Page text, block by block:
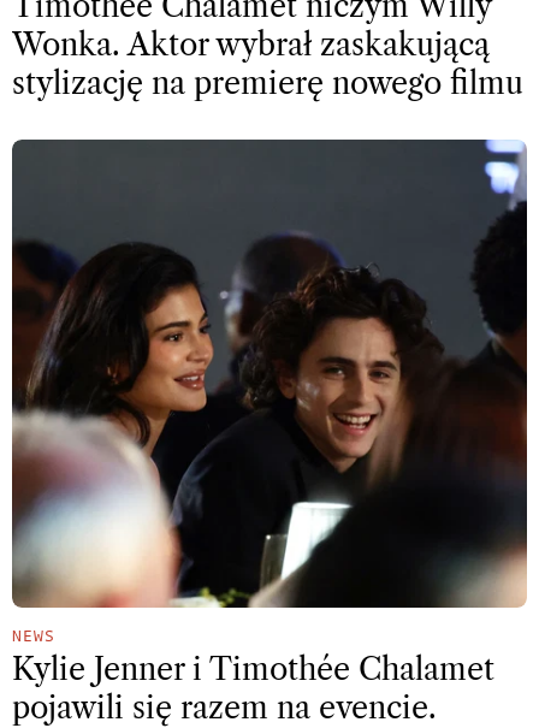
Wonka. Aktor wybrał zaskakującą
stylizację na premierę nowego filmu
NEWS
Kylie Jenner i Timothée Chalamet
pojawili się razem na evencie.